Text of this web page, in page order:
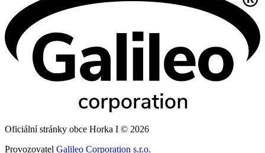
Oficiální stránky obce Horka I © 2026
Provozovatel Galileo Corporation s.r.o.